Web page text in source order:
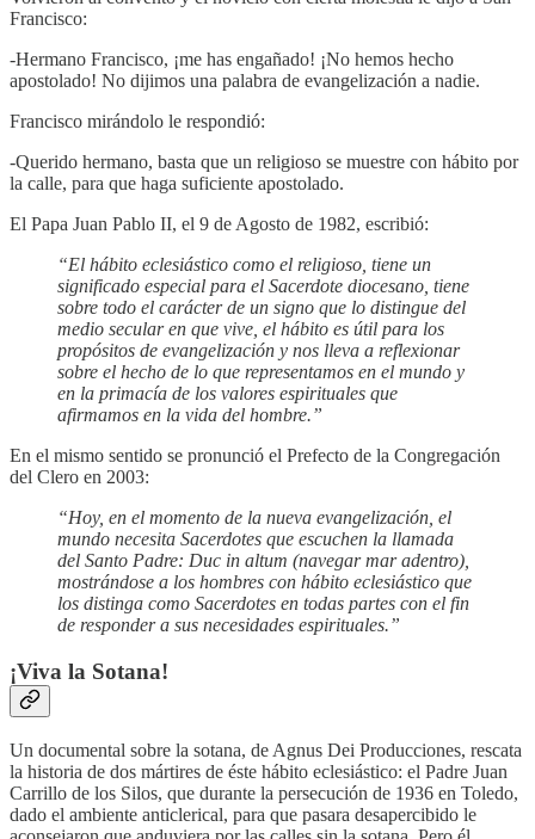
Francisco:
-Hermano Francisco, ¡me has engañado! ¡No hemos hecho
apostolado! No dijimos una palabra de evangelización a nadie.
Francisco mirándolo le respondió:
-Querido hermano, basta que un religioso se muestre con hábito por
la calle, para que haga suficiente apostolado.
El Papa Juan Pablo II, el 9 de Agosto de 1982, escribió:
“El hábito eclesiástico como el religioso, tiene un
significado especial para el Sacerdote diocesano, tiene
sobre todo el carácter de un signo que lo distingue del
medio secular en que vive, el hábito es útil para los
propósitos de evangelización y nos lleva a reflexionar
sobre el hecho de lo que representamos en el mundo y
en la primacía de los valores espirituales que
afirmamos en la vida del hombre.”
En el mismo sentido se pronunció el Prefecto de la Congregación
del Clero en 2003:
“Hoy, en el momento de la nueva evangelización, el
mundo necesita Sacerdotes que escuchen la llamada
del Santo Padre: Duc in altum (navegar mar adentro),
mostrándose a los hombres con hábito eclesiástico que
los distinga como Sacerdotes en todas partes con el fin
de responder a sus necesidades espirituales.”
¡Viva la Sotana!
Un documental sobre la sotana, de Agnus Dei Producciones, rescata
la historia de dos mártires de éste hábito eclesiástico: el Padre Juan
Carrillo de los Silos, que durante la persecución de 1936 en Toledo,
dado el ambiente anticlerical, para que pasara desapercibido le